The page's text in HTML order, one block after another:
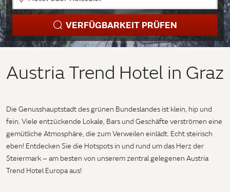
VERFÜGBARKEIT PRÜFEN
Austria Trend Hotel in Graz
Die Genusshauptstadt des grünen Bundeslandes ist klein, hip und
fein. Viele entzückende Lokale, Bars und Geschäfte verströmen eine
gemütliche Atmosphäre, die zum Verweilen einlädt. Echt steirisch
eben! Entdecken Sie die Hotspots in und rund um das Herz der
Steiermark – am besten von unserem zentral gelegenen Austria
Trend Hotel Europa aus!